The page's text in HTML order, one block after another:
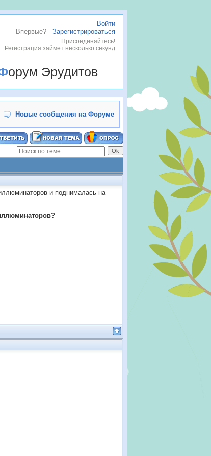
Войти
Впервые? - Зарегистрироваться
Присоединяйтесь!
Регистрация займет несколько секунд
Форум Эрудитов
Новые сообщения на Форуме
и поднималась на